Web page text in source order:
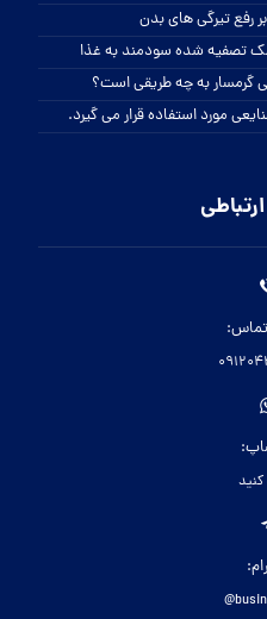
رفع تیرگی های بدن
تصفیه شده سودمند به غذا
به چه طریقی است؟
مورد استفاده قرار می گیرد.